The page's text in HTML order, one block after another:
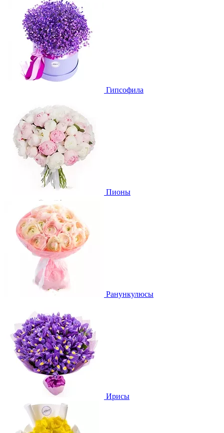
Гипсофила
Пионы
Ранункулюсы
Ирисы